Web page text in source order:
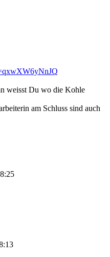
weisst Du wo die Kohle
am Schluss sind auch